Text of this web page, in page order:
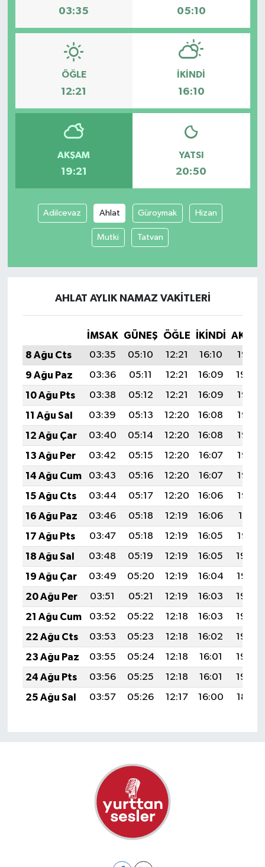
03:35 05:10
ÖĞLE
12:21
İKINDI
16:10
AKŞAM
19:21
YATSI
20:50
Adilcevaz Ahlat Güroymak Hizan
Mutki Tatvan
AHLAT AYLIK NAMAZ VAKITLERI
İMSAK GÜNEŞ ÖĞLE İKINDI
8 Ağu Cts
03:35 05:10 12:21 16:10
19:21
9 Ağu Paz
03:36 05:11 12:21 16:09
19:20
10 Ağu Pts
03:38 05:12 12:21 16:09
19:19
11 Ağu Sal
03:39 05:13 12:20 16:08
19:18
12 Ağu Çar
03:40 05:14 12:20 16:08
19:17
13 Ağu Per
03:42 05:15 12:20 16:07
19:15
14 Ağu Cum
03:43 05:16 12:20 16:07
19:14
15 Ağu Cts
03:44 05:17 12:20 16:06
19:13
16 Ağu Paz
03:46 05:18 12:19 16:06
19:11
17 Ağu Pts
03:47 05:18 12:19 16:05
19:10
18 Ağu Sal
03:48 05:19 12:19 16:05
19:09
19 Ağu Çar
03:49 05:20 12:19 16:04
19:07
20 Ağu Per
03:51 05:21 12:19 16:03
19:06
21 Ağu Cum
03:52 05:22 12:18 16:03
19:05
22 Ağu Cts
03:53 05:23 12:18 16:02
19:03
23 Ağu Paz
03:55 05:24 12:18 16:01
19:02
24 Ağu Pts
03:56 05:25 12:18 16:01
19:00
25 Ağu Sal
03:57 05:26 12:17 16:00 18:59